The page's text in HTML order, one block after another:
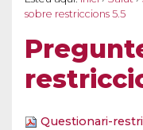
sobre restriccions 5.5
Questionari-